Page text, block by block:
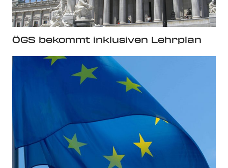
ÖGS bekommt inklusiven Lehrplan